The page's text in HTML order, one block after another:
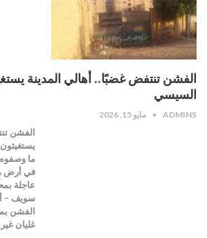
الفشن تنتفض غضبًا.. أهالي المدينة
السيسي
ADMINS مايو 15, 2026
الفشن
ما وصفوه
في أرض
عاجلة
سويف –
الفشن
غليان